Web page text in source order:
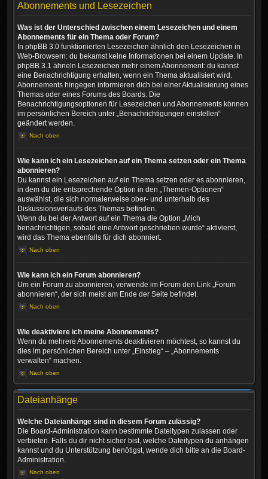
Abonnements und Lesezeichen
Was ist der Unterschied zwischen einem Lesezeichen und einem
Abonnements für ein Thema oder Forum?
In phpBB 3.0 funktionierten Lesezeichen ähnlich den Lesezeichen in
Web-Browsern: du bekamst keine Informationen bei einem Update. In
phpBB 3.1 ähneln Lesezeichen mehr einem Abonnement: du kannst
eine Benachrichtigung erhalten, wenn ein Thema aktualisiert wird.
Abonnements hingegen informieren dich bei einer Aktualisierung eines
Themas oder eines Forums des Boards. Die
Benachrichtigungsoptionen für Lesezeichen und Abonnements können
im persönlichen Bereich unter „Benachrichtigungen einstellen“
geändert werden.
Nach oben
Wie kann ich ein Lesezeichen auf ein Thema setzen oder ein Thema
abonnieren?
Du kannst ein Lesezeichen auf ein Thema setzen oder es abonnieren,
in dem du die entsprechende Option in den „Themen-Optionen“
auswählst, die sich normalerweise ober- und unterhalb des
Diskussionsverlaufs des Themas befinden.
Wenn du bei der Antwort auf ein Thema die Option „Mich
benachrichtigen, sobald eine Antwort geschrieben wurde“ aktivierst,
wird das Thema ebenfalls für dich abonniert.
Nach oben
Wie kann ich ein Forum abonnieren?
Um ein Forum zu abonnieren, verwende im Forum den Link „Forum
abonnieren“, der sich meist am Ende der Seite befindet.
Nach oben
Wie deaktiviere ich meine Abonnements?
Wenn du mehrere Abonnements deaktivieren möchtest, so kannst du
dies im persönlichen Bereich unter „Einstieg“ – „Abonnements
verwalten“ machen.
Nach oben
Dateianhänge
Welche Dateianhänge sind in diesem Forum zulässig?
Die Board-Administration kann bestimmte Dateitypen zulassen oder
verbieten. Falls du dir nicht sicher bist, welche Dateitypen du anhängen
kannst und du Unterstützung benötigst, wende dich bitte an die Board-
Administration.
Nach oben